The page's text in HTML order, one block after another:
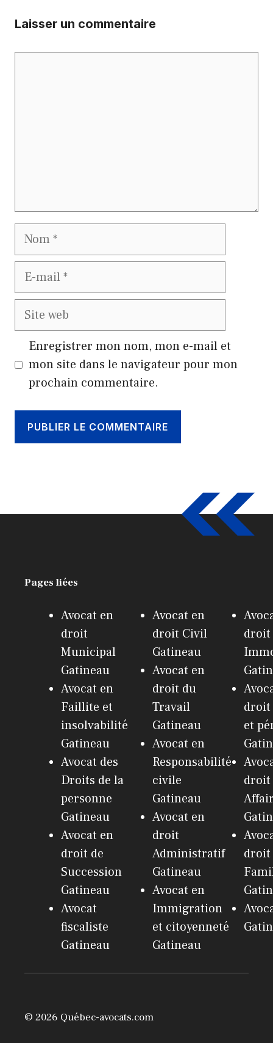
Laisser un commentaire
Nom
E-
mail
Site
web
Enregistrer mon nom, mon e-mail et
mon site dans le navigateur pour mon
prochain commentaire.
Pages liées
Avocat en
droit
Municipal
Gatineau
Avocat en
Faillite et
insolvabilité
Gatineau
Avocat des
Droits de la
personne
Gatineau
Avocat en
droit de
Succession
Gatineau
Avocat
fiscaliste
Gatineau
Avocat en
droit Civil
Gatineau
Avocat en
droit du
Travail
Gatineau
Avocat en
Responsabilité
civile
Gatineau
Avocat en
droit
Administratif
Gatineau
Avocat en
Immigration
et citoyenneté
Gatineau
droit
et
droit
droit
© 2026 Québec-avocats.com